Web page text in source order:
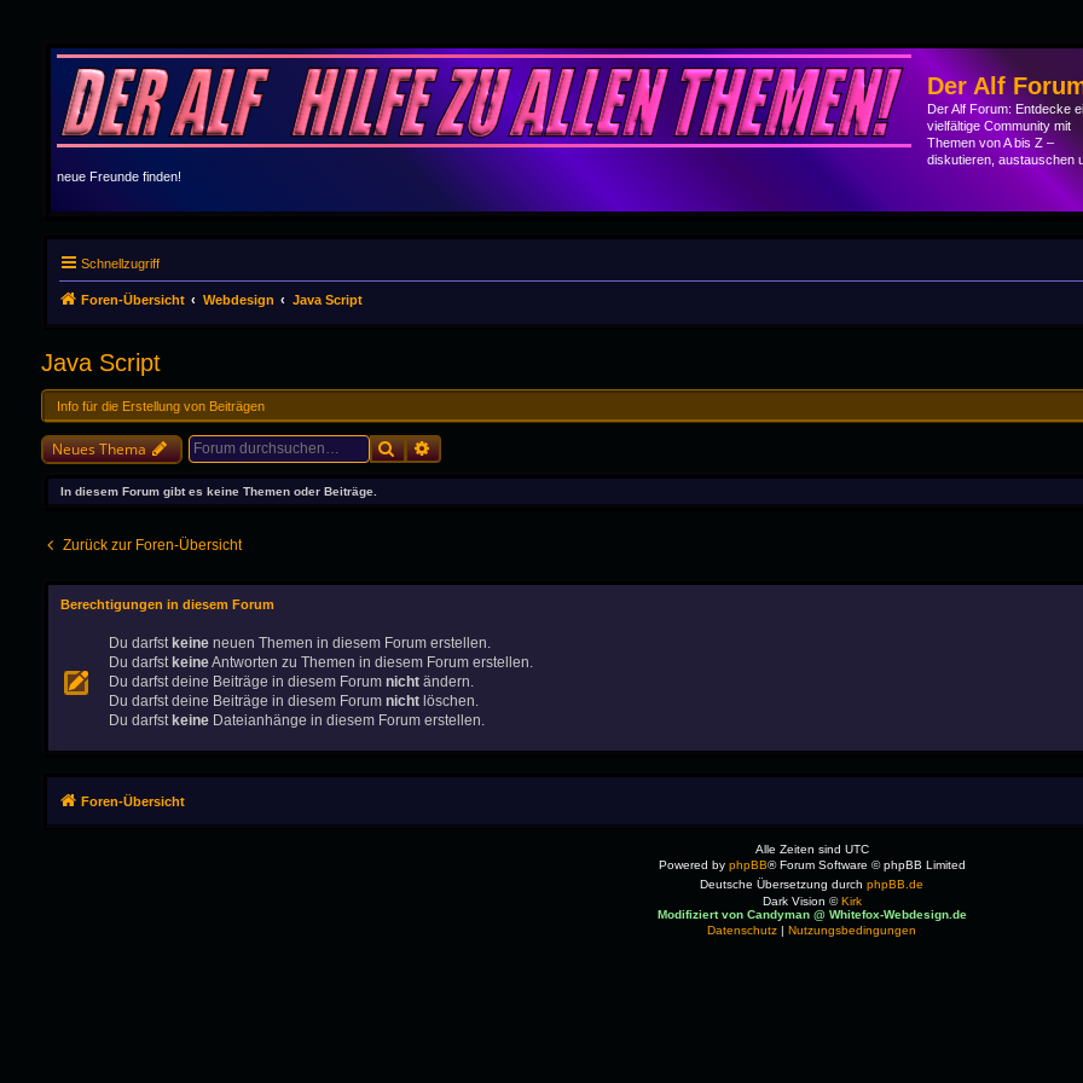
Der Alf
Der Alf Forum: Entdecke
vielfältige Community mit
Themen von A bis Z –
diskutieren, austauschen
neue Freunde finden!
Schnellzugriff
Foren-Übersicht Webdesign Java Script
Java Script
Info für die Erstellung von Beiträgen
Neues Thema SucheErweiterte Suche
In diesem Forum gibt es keine Themen oder Beiträge.
Zurück zur Foren-Übersicht
Berechtigungen in diesem Forum
Du darfst keineneuen Themen in diesem Forum erstellen.
Du darfst keineAntworten zu Themen in diesem Forum erstellen.
Du darfst deine Beiträge in diesem Forum nichtändern.
Du darfst deine Beiträge in diesem Forum nichtlöschen.
Du darfst keineDateianhänge in diesem Forum erstellen.
Foren-Übersicht
Alle Zeiten sind UTC
Powered by phpBB® Forum Software © phpBB Limited
Deutsche Übersetzung durchphpBB.de
Dark Vision © Kirk
Modifiziert von Candyman @ Whitefox-Webdesign.de
Datenschutz
Nutzungsbedingungen